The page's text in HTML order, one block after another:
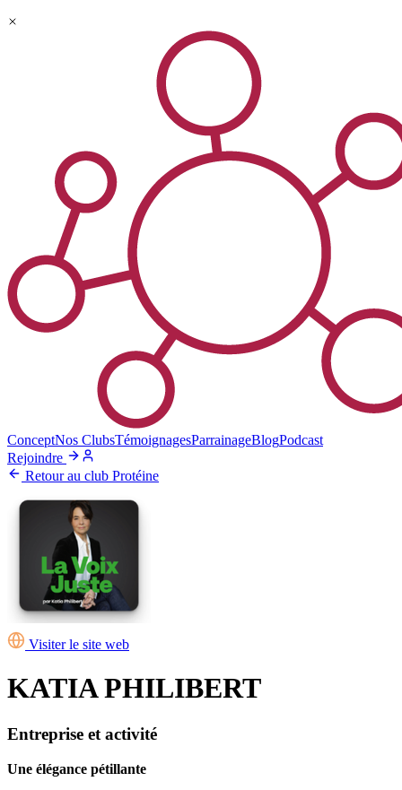
ConceptNos ClubsTémoignagesParrainageBlogPodcast
Rejoindre
Retour au club Protéine
Visiter le site web
KATIA PHILIBERT
Entreprise et activité
Une élégance pétillante